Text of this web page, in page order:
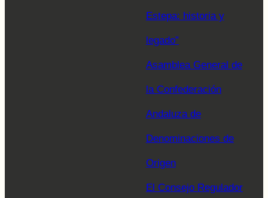
Estepa: historia y
legado”
Asamblea General de
la Confederación
Andaluza de
Denominaciones de
Origen
El Consejo Regulador